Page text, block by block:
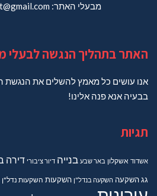
מבעלי האתר: avihai.zoomat@gmail.com
האתר בתהליך הנגשה לבעלי
אנו עושים כל מאמץ להשלים את הנגשת
בבעיה אנא פנה אלינו!
תגיות
אשדוד אשקלון באר שבע בנייה דיור ציבורי דירה
גגהשקעה השקעה בנדל"ן השקעות השקעות נדל"ן